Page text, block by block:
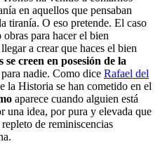
en aquellos que pensaban
tiranía. O eso pretende. El caso
para hacer el bien
a crear que haces el bien
se creen en posesión de la
nadie. Como dice Rafael del
la Historia se han cometido en el
aparece cuando alguien está
una idea, por pura y elevada que
de reminiscencias